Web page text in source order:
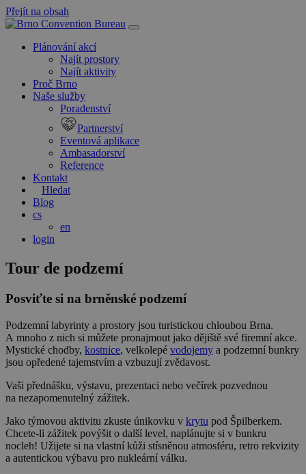
Přejít na obsah
Hlavní
navigace
Plánování akcí
Najít prostory
Najít aktivity
Proč Brno
Naše služby
Poradenství
Partnerství
Eventová aplikace
Ambasadorství
Reference
Kontakt
Hledat
Blog
cs
en
login
Tour de podzemí
Posviťte si na brněnské podzemí
Podzemní labyrinty a prostory jsou turistickou chloubou Brna.
A mnoho z nich si můžete pronajmout jako dějiště své firemní akce.
Mystické chodby, kostnice, velkolepé vodojemy a podzemní bunkry
jsou opředené tajemstvím a vzbuzují zvědavost.
Vaši přednášku, výstavu, prezentaci nebo večírek pozvednou
na nezapomenutelný zážitek.
Jako týmovou aktivitu zkuste únikovku v krytu pod Špilberkem.
Chcete-li zážitek povýšit o další level, naplánujte si v bunkru
nocleh! Užijete si na vlastní kůži stísněnou atmosféru, retro rekvizity
a autentickou výbavu pro nukleární válku.